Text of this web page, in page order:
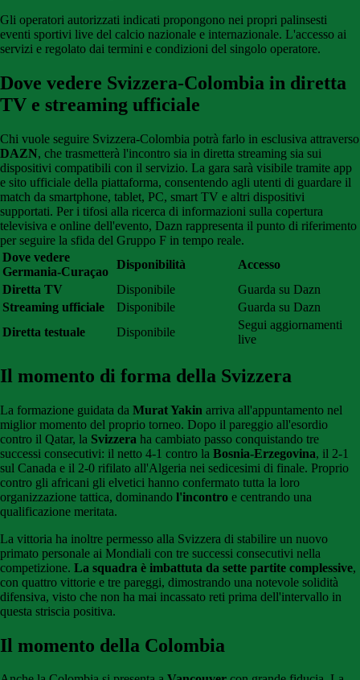
Gli operatori autorizzati indicati propongono nei propri palinsesti
eventi sportivi live del calcio nazionale e internazionale. L'accesso ai
servizi e regolato dai termini e condizioni del singolo operatore.
Dove vedere Svizzera-Colombia in diretta
TV e streaming ufficiale
Chi vuole seguire Svizzera-Colombia potrà farlo in esclusiva attraverso
DAZN, che trasmetterà l'incontro sia in diretta streaming sia sui
dispositivi compatibili con il servizio. La gara sarà visibile tramite app
e sito ufficiale della piattaforma, consentendo agli utenti di guardare il
match da smartphone, tablet, PC, smart TV e altri dispositivi
supportati. Per i tifosi alla ricerca di informazioni sulla copertura
televisiva e online dell'evento, Dazn rappresenta il punto di riferimento
per seguire la sfida del Gruppo F in tempo reale.
Dove vedere
Germania-Curaçao
Disponibilità
Accesso
Diretta TV
Disponibile
Guarda su Dazn
Streaming ufficiale
Disponibile
Guarda su Dazn
Diretta testuale
Disponibile
Segui aggiornamenti
live
Il momento di forma della Svizzera
La formazione guidata da Murat Yakin arriva all'appuntamento nel
miglior momento del proprio torneo. Dopo il pareggio all'esordio
contro il Qatar, la Svizzera ha cambiato passo conquistando tre
successi consecutivi: il netto 4-1 contro la Bosnia-Erzegovina, il 2-1
sul Canada e il 2-0 rifilato all'Algeria nei sedicesimi di finale. Proprio
contro gli africani gli elvetici hanno confermato tutta la loro
organizzazione tattica, dominando l'incontro e centrando una
qualificazione meritata.
La vittoria ha inoltre permesso alla Svizzera di stabilire un nuovo
primato personale ai Mondiali con tre successi consecutivi nella
competizione. La squadra è imbattuta da sette partite complessive,
con quattro vittorie e tre pareggi, dimostrando una notevole solidità
difensiva, visto che non ha mai incassato reti prima dell'intervallo in
questa striscia positiva.
Il momento della Colombia